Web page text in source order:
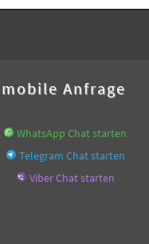
mobile Anfrage
WhatsApp Chat starten
Telegram Chat starten
Viber Chat starten